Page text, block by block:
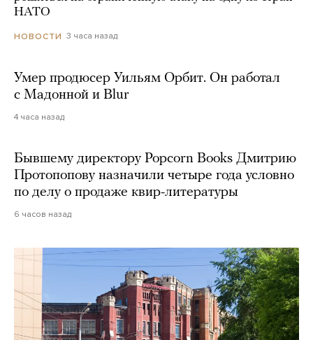
НАТО
НОВОСТИ 3 часа назад
Умер продюсер Уильям Орбит. Он работал
с Мадонной и Blur
4 часа назад
Бывшему директору Popcorn Books Дмитрию
Протопопову назначили четыре года условно
по делу о продаже квир-литературы
6 часов назад